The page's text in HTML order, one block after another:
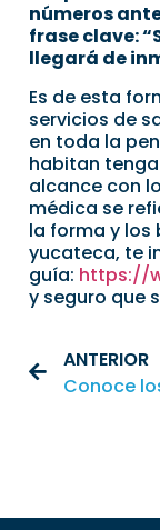
números
frase clave:
llegará de
Es de esta
servicios de
en toda la
habitan
alcance con
médica se
la forma y los
yucateca, te
guía: https://
y seguro que
ANTERIOR